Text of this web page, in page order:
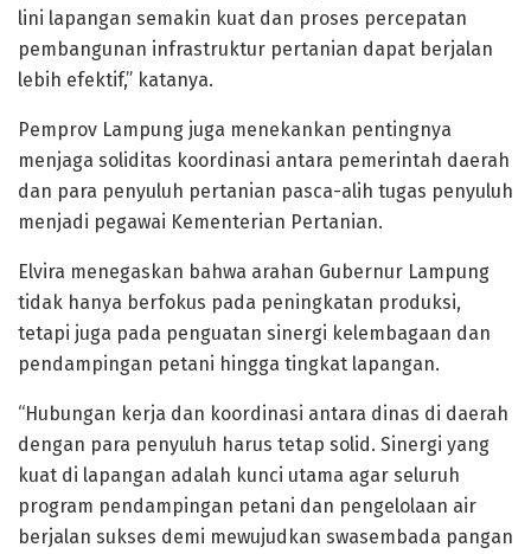
lini lapangan semakin kuat dan proses percepatan
pembangunan infrastruktur pertanian dapat berjalan
lebih efektif,” katanya.
Pemprov Lampung juga menekankan pentingnya
menjaga soliditas koordinasi antara pemerintah daerah
dan para penyuluh pertanian pasca-alih tugas penyuluh
menjadi pegawai Kementerian Pertanian.
Elvira menegaskan bahwa arahan Gubernur Lampung
tidak hanya berfokus pada peningkatan produksi,
tetapi juga pada penguatan sinergi kelembagaan dan
pendampingan petani hingga tingkat lapangan.
“Hubungan kerja dan koordinasi antara dinas di daerah
dengan para penyuluh harus tetap solid. Sinergi yang
kuat di lapangan adalah kunci utama agar seluruh
program pendampingan petani dan pengelolaan air
berjalan sukses demi mewujudkan swasembada pangan